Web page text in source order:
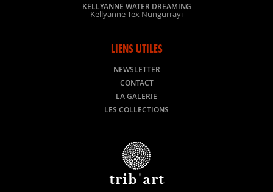
KELLYANNE WATER DREAMING
Kellyanne Tex Nungurrayi
LIENS UTILES
NEWSLETTER
CONTACT
LA GALERIE
LES COLLECTIONS
trib'art